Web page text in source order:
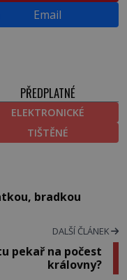
Email
PŘEDPLATNÉ
ELEKTRONICKÉ
TIŠTĚNÉ
bradkou
DALŠÍ ČLÁNEK
pekař na počest
královny?